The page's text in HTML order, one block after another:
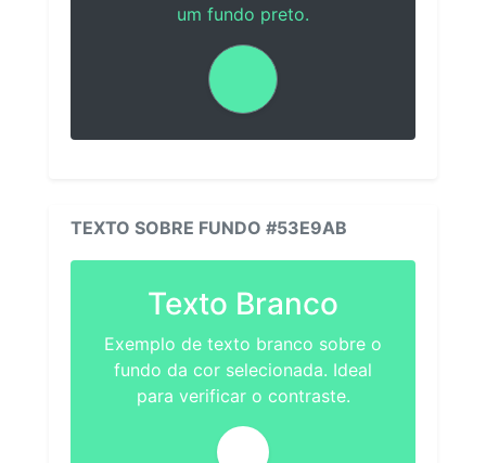
um fundo preto.
TEXTO SOBRE FUNDO #53E9AB
Texto Branco
Exemplo de texto branco sobre o
fundo da cor selecionada. Ideal
para verificar o contraste.